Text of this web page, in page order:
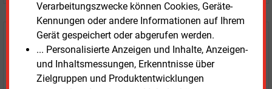
Verarbeitungszwecke können Cookies, Geräte-
Kennungen oder andere Informationen auf Ihrem
Gerät gespeichert oder abgerufen werden.
... Personalisierte Anzeigen und Inhalte, Anzeigen-
und Inhaltsmessungen, Erkenntnisse über
Zielgruppen und Produktentwicklungen
Testen SieE&M
kostenlos und
unverbindlich